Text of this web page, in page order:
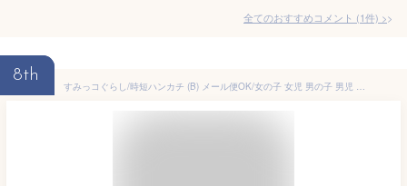
全てのおすすめコメント (1件) >
8th
すみっコぐらし/時短ハンカチ (B) メール便OK/女の子 女児 男の子 男児 キッズ キャラクター 子供用 入園 入学 準備 お祝い プレゼント グッズ 30cm